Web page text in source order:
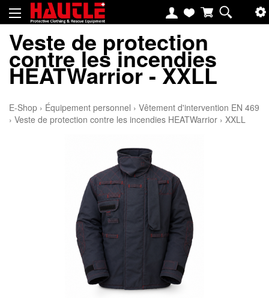
Veste de protection
contre les incendies
HEATWarrior - XXLL
E-Shop › Équipement personnel › Vêtement d'intervention EN 469
› Veste de protection contre les incendies HEATWarrior › XXLL